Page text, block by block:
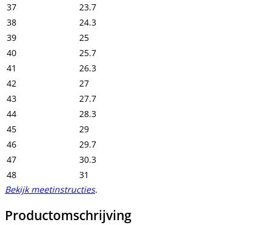
37
23.7
38
24.3
39
25
40
25.7
41
26.3
42
27
43
27.7
44
28.3
45
29
46
29.7
47
30.3
48
31
Bekijk meetinstructies.
Productomschrijving